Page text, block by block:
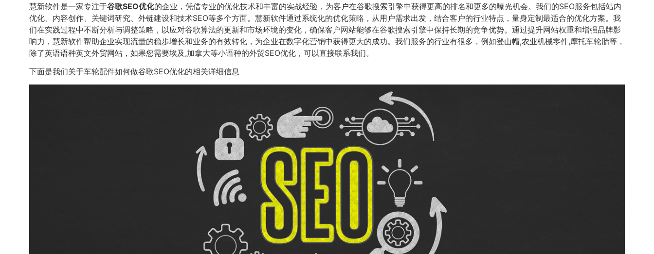
慧新软件是一家专注于谷歌SEO优化的企业，凭借专业的优化技术和丰富的实战经验，为客户在谷歌搜索引擎中获得更高的排名和更多的曝光机会。我们的SEO服务包括站内
优化、内容创作、关键词研究、外链建设和技术SEO等多个方面。慧新软件通过系统化的优化策略，从用户需求出发，结合客户的行业特点，量身定制最适合的优化方案。我
们在实践过程中不断分析与调整策略，以应对谷歌算法的更新和市场环境的变化，确保客户网站能够在谷歌搜索引擎中保持长期的竞争优势。通过提升网站权重和增强品牌影
响力，慧新软件帮助企业实现流量的稳步增长和业务的有效转化，为企业在数字化营销中获得更大的成功。我们服务的行业有很多，例如登山帽,农业机械零件,摩托车轮胎等，
除了英语语种英文外贸网站，如果您需要埃及,加拿大等小语种的外贸SEO优化，可以直接联系我们。
下面是我们关于车轮配件如何做谷歌SEO优化的相关详细信息